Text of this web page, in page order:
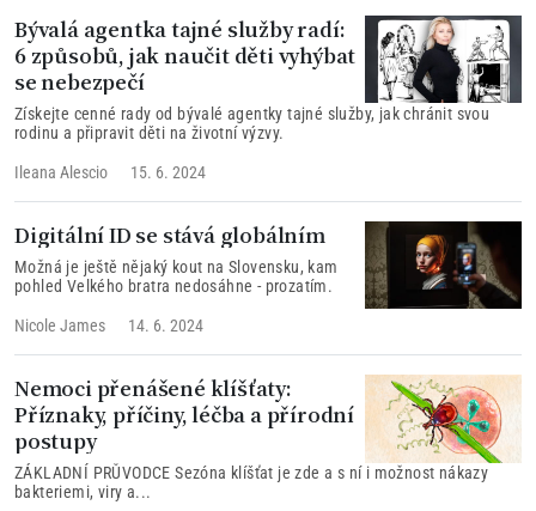
Bývalá agentka tajné služby radí:
6 způsobů, jak naučit děti vyhýbat
se nebezpečí
Získejte cenné rady od bývalé agentky tajné služby, jak chránit svou
rodinu a připravit děti na životní výzvy.
Ileana Alescio 15. 6. 2024
Digitální ID se stává globálním
Možná je ještě nějaký kout na Slovensku, kam
pohled Velkého bratra nedosáhne - prozatím.
Nicole James 14. 6. 2024
Nemoci přenášené klíšťaty:
Příznaky, příčiny, léčba a přírodní
postupy
ZÁKLADNÍ PRŮVODCE Sezóna klíšťat je zde a s ní i možnost nákazy
bakteriemi, viry a...